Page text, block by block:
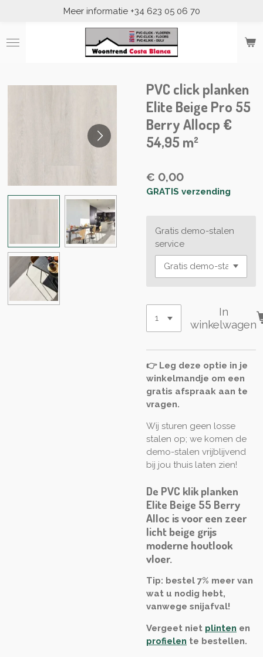
naar
Meer informatie +34 623 05 06 70
PVC click planken
Elite Beige Pro 55
Berry Allocp €
54,95 m²
€ 0,00
GRATIS verzending
Gratis demo-stalen
service
In
winkelwagen
👉 Leg deze optie in je
winkelmandje om een
gratis afspraak aan te
vragen.
Wij sturen geen losse
stalen op; we komen de
demo-stalen vrijblijvend
bij jou thuis laten zien!
De PVC klik planken
Elite Beige 55 Berry
Alloc is voor een zeer
licht beige grijs
moderne houtlook
vloer.
Tip: bestel 7% meer van
wat u nodig hebt,
vanwege snijafval!
Vergeet niet plinten en
profielen te bestellen.